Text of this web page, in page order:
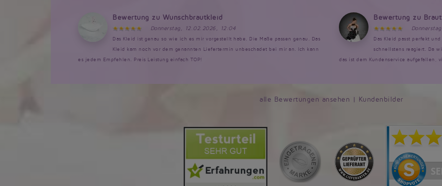
Bewertung zu Wunschbrautkleid
Donnerstag, 12.02.2026, 12:04
Das Kleid ist genau so wie ich es mir vorgestellt habe. Die Maße passen genau. Das
Kleid kam noch vor dem genannten Liefertermin unbeschadet bei mir an. Ich kann
es jedem Empfehlen. Preis Leistung einfach TOP!
Bewertung zu
Das Kleid passt perfekt
schnellstens reagiert. Da
das ist dem Kundenservice aufgefallen,
alle Bewertungen ansehen | Kundenbilder